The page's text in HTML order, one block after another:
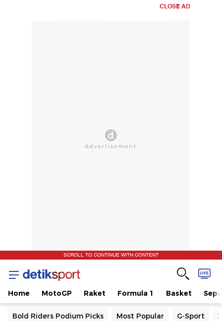
CLOSE AD
SCROLL TO CONTINUE WITH CONTENT
Home MotoGP Raket Formula 1 Basket
Bold Riders Podium Picks Most Popular G-Sport